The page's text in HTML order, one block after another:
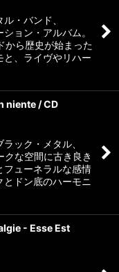
・バンド、
ョン・アルバム。
から歴史が始まった
と、ライヴやリハー
niente / CD
ック・メタル、
な空間に古き良き
フューネラルな感情
ドン底のハーモニ
- Esse Est